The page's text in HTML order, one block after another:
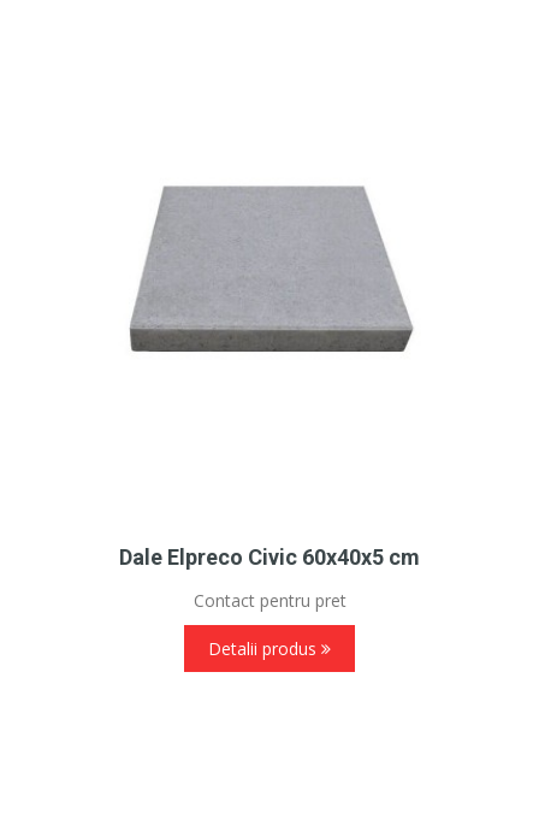
Dale Elpreco Civic 60x40x5 cm
Contact pentru pret
Detalii produs